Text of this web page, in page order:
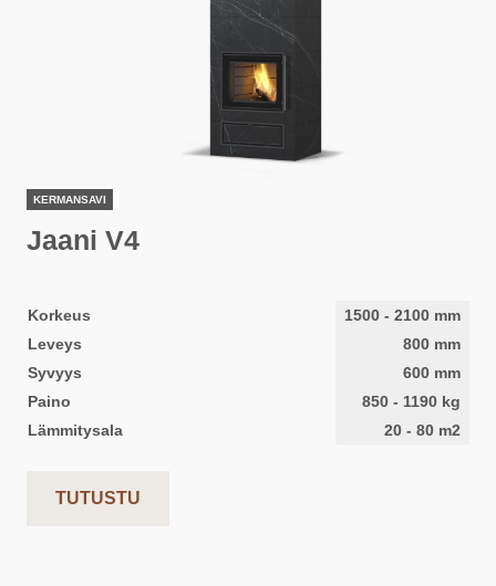
KERMANSAVI
Jaani V4
Korkeus 1500 - 2100 mm
Leveys
800 mm
Syvyys
600 mm
Paino
850 - 1190 kg
Lämmitysala
20 - 80 m2
TUTUSTU